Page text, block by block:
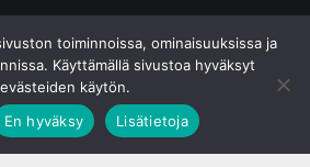
toiminnoissa, ominaisuuksissa ja
Käyttämällä sivustoa hyväksyt
evästeiden käytön.
En hyväksy Lisätietoja